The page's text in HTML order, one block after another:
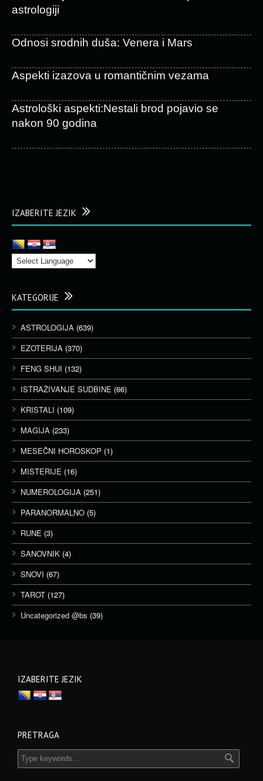
astrologiji
Odnosi srodnih duša: Venera i Mars
Aspekti izazova u romantičnim vezama
Astrološki aspekti:Nestali brod pojavio se
nakon 90 godina
IZABERITE JEZIK
KATEGORIJE
ASTROLOGIJA (639)
EZOTERIJA (370)
FENG SHUI (132)
ISTRAŽIVANJE SUDBINE (66)
KRISTALI (109)
MAGIJA (233)
MESEČNI HOROSKOP (1)
MISTERIJE (16)
NUMEROLOGIJA (251)
PARANORMALNO (5)
RUNE (3)
SANOVNIK (4)
SNOVI (67)
TAROT (127)
Uncategorized @bs (39)
IZABERITE JEZIK
PRETRAGA